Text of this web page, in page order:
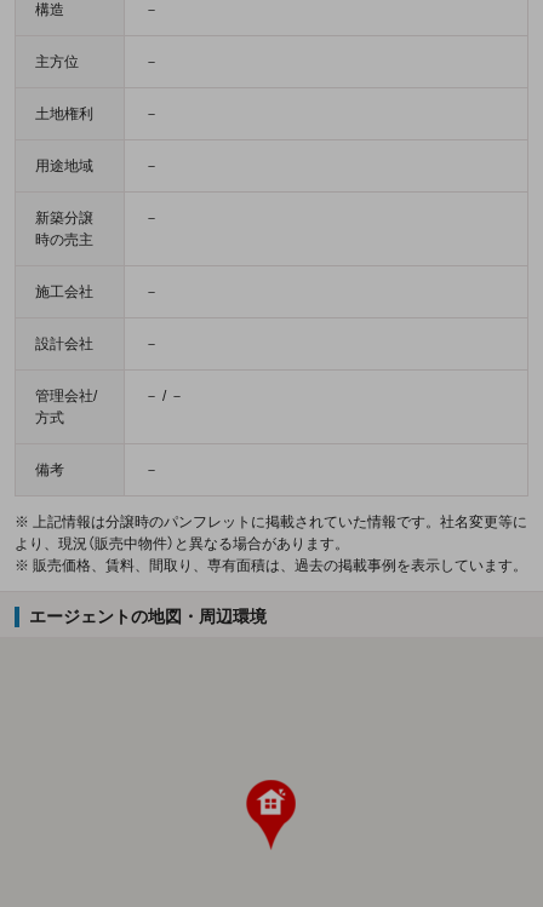
構造 －
主方位 －
土地権利 －
用途地域 －
新築分譲
時の売主
－
施工会社 －
設計会社 －
管理会社/
方式
－ / －
備考 －
※ 上記情報は分譲時のパンフレットに掲載されていた情報です。社名変更等に
より、現況（販売中物件）と異なる場合があります。
※ 販売価格、賃料、間取り、専有面積は、過去の掲載事例を表示しています。
エージェントの地図・周辺環境